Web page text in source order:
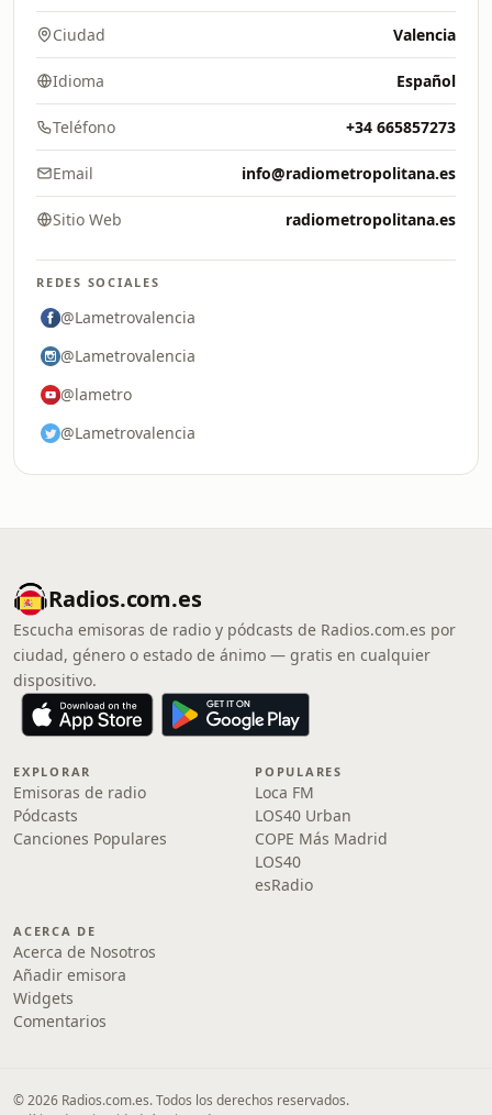
Ciudad Valencia
Idioma Español
Teléfono +34 665857273
Email info@radiometropolitana.es
Sitio Web radiometropolitana.es
REDES SOCIALES
@Lametrovalencia
@Lametrovalencia
@lametro
@Lametrovalencia
Radios.com.es
Escucha emisoras de radio y pódcasts de Radios.com.es por
ciudad, género o estado de ánimo — gratis en cualquier
dispositivo.
EXPLORAR
Emisoras de radio
Pódcasts
Canciones Populares
POPULARES
Loca FM
LOS40 Urban
COPE Más Madrid
LOS40
esRadio
ACERCA DE
Acerca de Nosotros
Añadir emisora
Widgets
Comentarios
© 2026 Radios.com.es. Todos los derechos reservados.